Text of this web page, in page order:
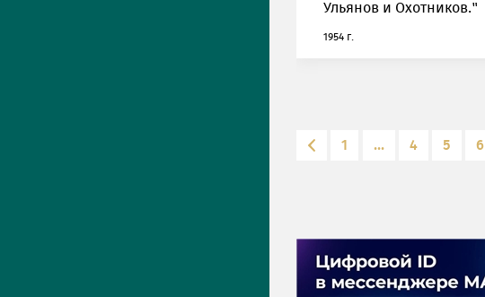
Ульянов и Охотников."
1954 г.
1 ... 4 5 6